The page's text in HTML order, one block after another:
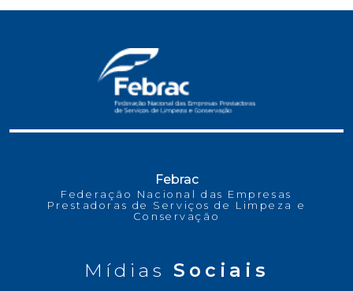
Febrac
Federação Nacional das Empresas
Prestadoras de Serviços de Limpeza e
Conservação
Mídias Sociais